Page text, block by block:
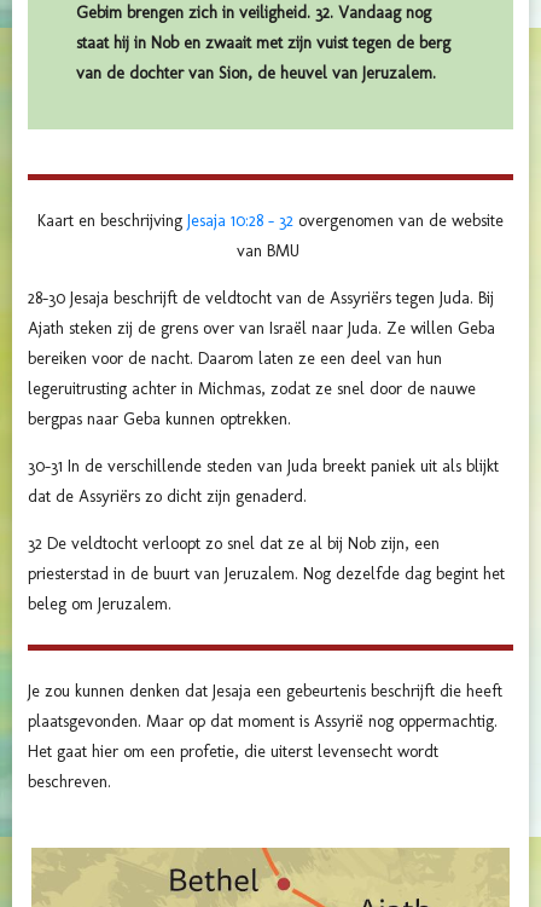
Gebim brengen zich in veiligheid. 32. Vandaag nog
staat hij in Nob en zwaait met zijn vuist tegen de berg
van de dochter van Sion, de heuvel van Jeruzalem.
Kaart en beschrijving Jesaja 10:28 - 32 overgenomen van de website
van BMU
28-30 Jesaja beschrijft de veldtocht van de Assyriërs tegen Juda. Bij
Ajath steken zij de grens over van Israël naar Juda. Ze willen Geba
bereiken voor de nacht. Daarom laten ze een deel van hun
legeruitrusting achter in Michmas, zodat ze snel door de nauwe
bergpas naar Geba kunnen optrekken.
30-31 In de verschillende steden van Juda breekt paniek uit als blijkt
dat de Assyriërs zo dicht zijn genaderd.
32 De veldtocht verloopt zo snel dat ze al bij Nob zijn, een
priesterstad in de buurt van Jeruzalem. Nog dezelfde dag begint het
beleg om Jeruzalem.
Je zou kunnen denken dat Jesaja een gebeurtenis beschrijft die heeft
plaatsgevonden. Maar op dat moment is Assyrië nog oppermachtig.
Het gaat hier om een profetie, die uiterst levensecht wordt
beschreven.